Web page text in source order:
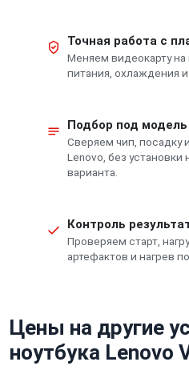
Точная работа с
Меняем видеокарту на
питания, охлаждения
Подбор под модель
Сверяем чип, посадку
Lenovo, без
варианта.
Контроль
Проверяем старт,
артефактов и нагрев
Цены на другие
ноутбука Lenovo